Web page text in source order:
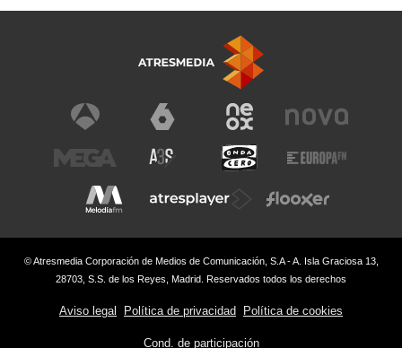
© Atresmedia Corporación de Medios de Comunicación, S.A - A. Isla Graciosa 13,
28703, S.S. de los Reyes, Madrid. Reservados todos los derechos
Aviso legal Política de privacidad Política de cookies
Cond. de participación